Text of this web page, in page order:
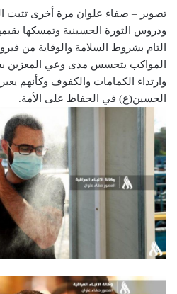
تصوير – صفاء علوان مرة أخرى تثبت
ودروس الثورة الحسينية وتمسكها
التام بشروط السلامة والوقاية من
المواكب يتحسس مدى وعي المعزين
وارتداء الكمامات والكفوف وكأنهم
الحسين(ع) في الحفاظ على الأمة.